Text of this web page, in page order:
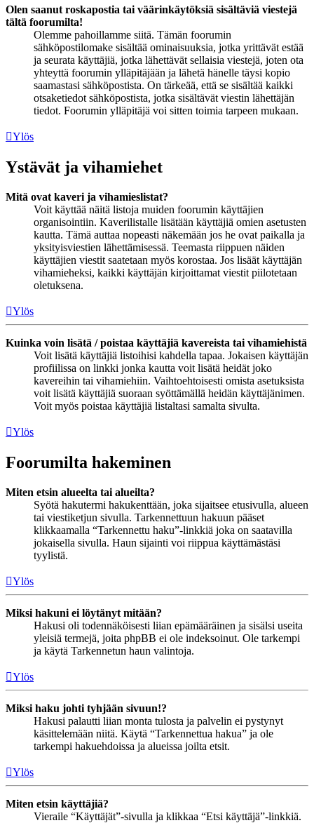
Olen saanut roskapostia tai väärinkäytöksiä sisältäviä viestejä
tältä foorumilta!
Olemme pahoillamme siitä. Tämän foorumin
sähköpostilomake sisältää ominaisuuksia, jotka yrittävät estää
ja seurata käyttäjiä, jotka lähettävät sellaisia viestejä, joten ota
yhteyttä foorumin ylläpitäjään ja lähetä hänelle täysi kopio
saamastasi sähköpostista. On tärkeää, että se sisältää kaikki
otsaketiedot sähköpostista, jotka sisältävät viestin lähettäjän
tiedot. Foorumin ylläpitäjä voi sitten toimia tarpeen mukaan.
Ylös
Ystävät ja vihamiehet
Mitä ovat kaveri ja vihamieslistat?
Voit käyttää näitä listoja muiden foorumin käyttäjien
organisointiin. Kaverilistalle lisätään käyttäjiä omien asetusten
kautta. Tämä auttaa nopeasti näkemään jos he ovat paikalla ja
yksityisviestien lähettämisessä. Teemasta riippuen näiden
käyttäjien viestit saatetaan myös korostaa. Jos lisäät käyttäjän
vihamieheksi, kaikki käyttäjän kirjoittamat viestit piilotetaan
oletuksena.
Ylös
Kuinka voin lisätä / poistaa käyttäjiä kavereista tai vihamiehistä
Voit lisätä käyttäjiä listoihisi kahdella tapaa. Jokaisen käyttäjän
profiilissa on linkki jonka kautta voit lisätä heidät joko
kavereihin tai vihamiehiin. Vaihtoehtoisesti omista asetuksista
voit lisätä käyttäjiä suoraan syöttämällä heidän käyttäjänimen.
Voit myös poistaa käyttäjiä listaltasi samalta sivulta.
Ylös
Foorumilta hakeminen
Miten etsin alueelta tai alueilta?
Syötä hakutermi hakukenttään, joka sijaitsee etusivulla, alueen
tai viestiketjun sivulla. Tarkennettuun hakuun pääset
klikkaamalla “Tarkennettu haku”-linkkiä joka on saatavilla
jokaisella sivulla. Haun sijainti voi riippua käyttämästäsi
tyylistä.
Ylös
Miksi hakuni ei löytänyt mitään?
Hakusi oli todennäköisesti liian epämääräinen ja sisälsi useita
yleisiä termejä, joita phpBB ei ole indeksoinut. Ole tarkempi
ja käytä Tarkennetun haun valintoja.
Ylös
Miksi haku johti tyhjään sivuun!?
Hakusi palautti liian monta tulosta ja palvelin ei pystynyt
käsittelemään niitä. Käytä “Tarkennettua hakua” ja ole
tarkempi hakuehdoissa ja alueissa joilta etsit.
Ylös
Miten etsin käyttäjiä?
Vieraile “Käyttäjät”-sivulla ja klikkaa “Etsi käyttäjä”-linkkiä.